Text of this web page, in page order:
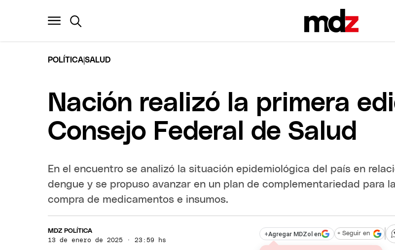
POLÍTICA|SALUD
Nación realizó la primera
Consejo Federal de Salud
En el encuentro se analizó la situación epidemiológica del país en
dengue y se propuso avanzar en un plan de complementariedad para la
compra de medicamentos e insumos.
MDZ POLÍTICA
13 de enero de 2025 · 23:59 hs
+Agregar MDZol en + Seguir en